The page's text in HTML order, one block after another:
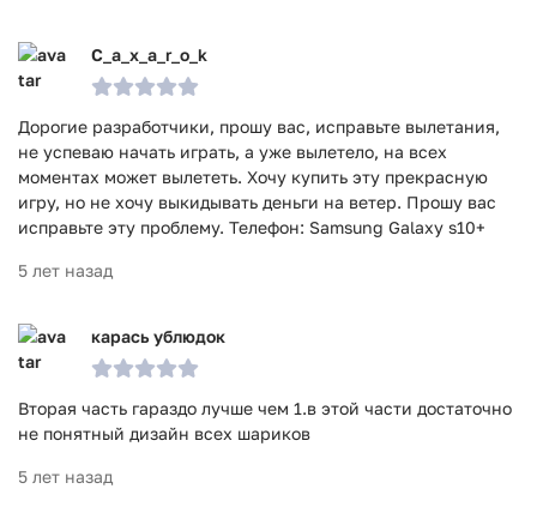
C_a_x_a_r_o_k
Дорогие разработчики, прошу вас, исправьте вылетания,
не успеваю начать играть, а уже вылетело, на всех
моментах может вылететь. Хочу купить эту прекрасную
игру, но не хочу выкидывать деньги на ветер. Прошу вас
исправьте эту проблему. Телефон: Samsung Galaxy s10+
5 лет назад
карась ублюдок
Вторая часть гараздо лучше чем 1.в этой части достаточно
не понятный дизайн всех шариков
5 лет назад